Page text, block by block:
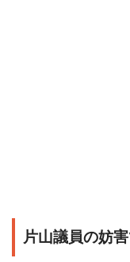
片山議員の妨